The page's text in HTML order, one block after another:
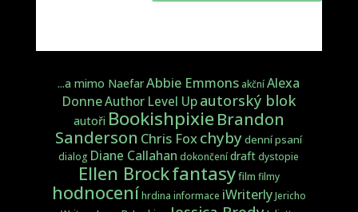
...a mimo NaefarAbbie Emmons akční Alexa
DonneAuthor Level Upautorský blok
autoři BookishpixieBrandon
Sanderson Chris Foxchybydenní psaní
dialog Diane Callahan dokončení draft dystopie
Ellen Brockfantasyfilm filmy
hodnoceníhrdina informace iWriterlyJericho